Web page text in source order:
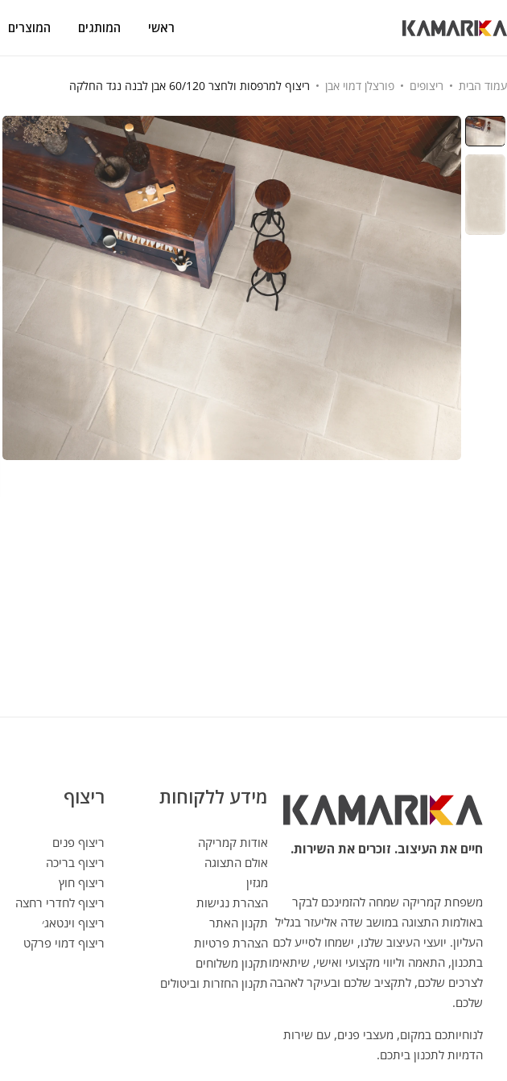
ראשי המותגים המוצרים
עמוד הבית ריצופים פורצלן דמוי אבן ריצוף למרפסות ולחצר 60/120 אבן לבנה נגד החלקה
חיים את העיצוב. זוכרים את השירות.
משפחת קמריקה שמחה להזמינכם לבקר
באולמות התצוגה במושב שדה אליעזר בגליל
העליון. יועצי העיצוב שלנו, ישמחו לסייע לכם
בתכנון, התאמה וליווי מקצועי ואישי, שיתאימו
לצרכים שלכם, לתקציב שלכם ובעיקר לאהבה
שלכם.
לנוחיותכם במקום, מעצבי פנים, עם שירות
הדמיות לתכנון ביתכם.
מידע ללקוחות
אודות קמריקה
אולם התצוגה
מגזין
הצהרת נגישות
תקנון האתר
הצהרת פרטיות
תקנון משלוחים
תקנון החזרות וביטולים
ריצוף
ריצוף פנים
ריצוף בריכה
ריצוף חוץ
ריצוף לחדרי רחצה
ריצוף וינטאג׳
ריצוף דמוי פרקט